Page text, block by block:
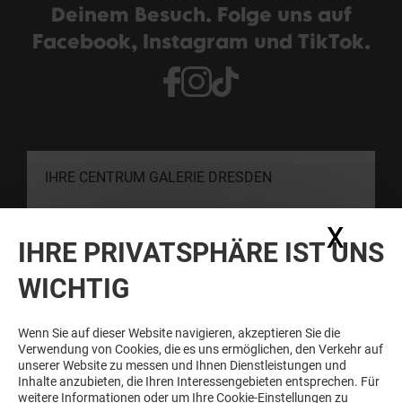
Deinem Besuch. Folge uns auf
Facebook, Instagram und TikTok.
IHRE CENTRUM GALERIE DRESDEN
SCHNELLER SEIN ALS DIE ANDEREN
Siehe unsere Bestimmungen zum Schutz
persönlicher Daten.
IHRE PRIVATSPHÄRE IST UNS
WICHTIG
Wenn Sie auf dieser Website navigieren, akzeptieren Sie die
Verwendung von Cookies, die es uns ermöglichen, den Verkehr auf
unserer Website zu messen und Ihnen Dienstleistungen und
Inhalte anzubieten, die Ihren Interessengebieten entsprechen. Für
weitere Informationen oder um Ihre Cookie-Einstellungen zu
X